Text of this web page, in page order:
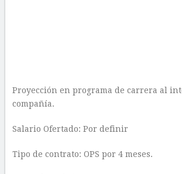
Proyección en programa de carrera al
compañía.
Salario Ofertado: Por definir
Tipo de contrato: OPS por 4 meses.